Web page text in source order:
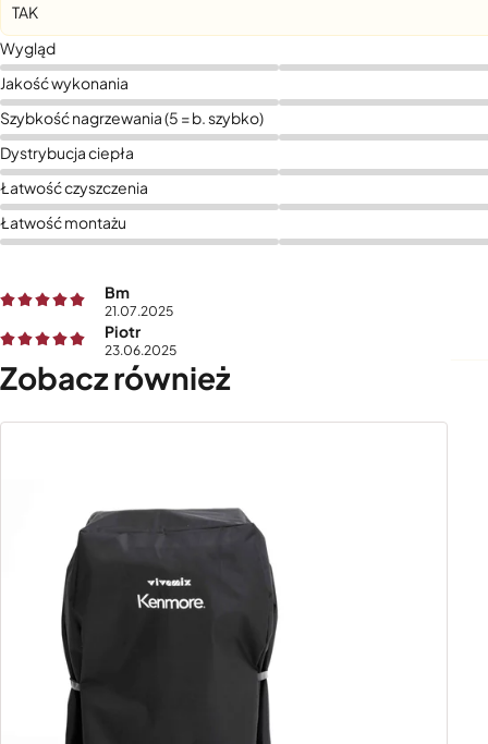
Wygląd
Jakość wykonania
Szybkość nagrzewania (5 = b. szybko)
Dystrybucja ciepła
Łatwość czyszczenia
Łatwość montażu
TAK
Bm
21.07.2025
Piotr
23.06.2025
Zobacz również